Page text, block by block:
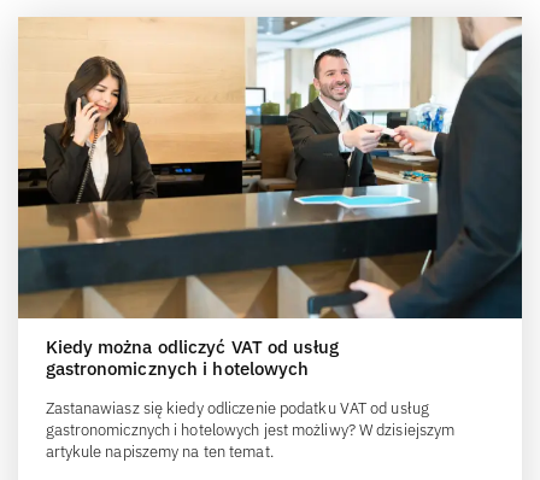
Kiedy można odliczyć VAT od usług
gastronomicznych i hotelowych
Zastanawiasz się kiedy odliczenie podatku VAT od usług
gastronomicznych i hotelowych jest możliwy? W dzisiejszym
artykule napiszemy na ten temat.